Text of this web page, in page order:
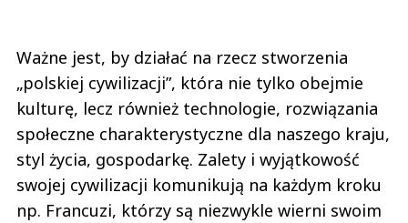
Ważne jest, by działać na rzecz stworzenia
„polskiej cywilizacji”, która nie tylko obejmie
kulturę, lecz również technologie, rozwiązania
społeczne charakterystyczne dla naszego kraju,
styl życia, gospodarkę. Zalety i wyjątkowość
swojej cywilizacji komunikują na każdym kroku
np. Francuzi, którzy są niezwykle wierni swoim